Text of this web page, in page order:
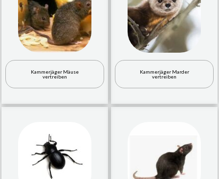
Kammerjäger Mäuse
vertreiben
Kammerjäger Marder
vertreiben